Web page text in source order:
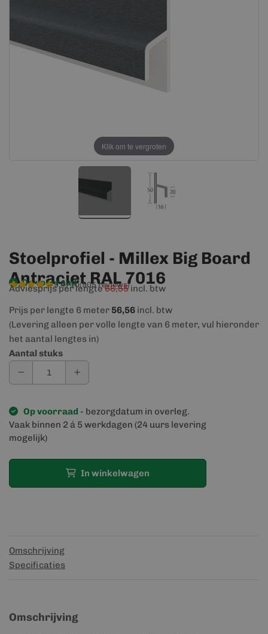
Klik om te vergroten
Stoelprofiel - Millex Big Board
Antraciet RAL 7016
Op voorraad
9,4/10(905 reviews)
Adviesprijs per lengte66,55incl. btw
Prijs per lengte 6 meter 56,56 incl. btw
(Levering alleen per volle lengte van 6 meter, vul hieronder
het aantal lengtes in)
Aantal stuks
Op voorraad - bezorgdatum in overleg.
Vaak binnen 2 á 5 werkdagen (24 uurs levering
mogelijk)
In winkelwagen
Omschrijving
Specificaties
Omschrijving